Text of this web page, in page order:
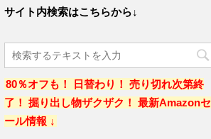
サイト内検索はこちらから↓
80％オフも！ 日替わり！ 売り切れ次第終
了！ 掘り出し物ザクザク！ 最新Amazonセ
ール情報 ↓